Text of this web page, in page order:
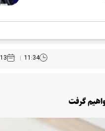
11:34
13 / 04 /1405
گرفت